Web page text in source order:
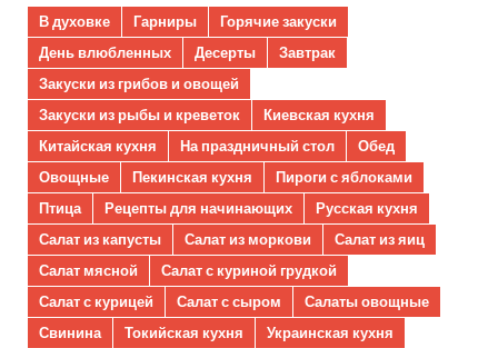
В духовке Гарниры
Горячие закуски
День влюбленных
Десерты
Завтрак
Закуски из грибов и овощей
Закуски из рыбы и креветок
Киевская кухня
Китайская кухня
На праздничный стол
Обед
Овощные
Пекинская кухня
Пироги с яблоками
Птица
Рецепты для начинающих
Русская кухня
Салат из капусты
Салат из моркови
Салат из яиц
Салат мясной
Салат с куриной грудкой
Салат с курицей
Салат с сыром
Салаты овощные
Свинина
Токийская кухня
Украинская кухня